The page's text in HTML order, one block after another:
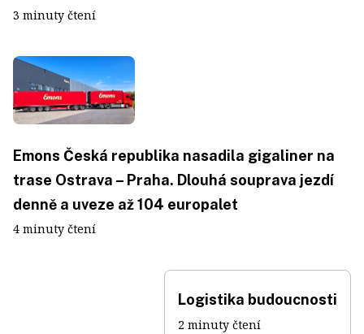
3 minuty čtení
Emons Česká republika nasadila gigaliner na
trase Ostrava – Praha. Dlouhá souprava jezdí
denně a uveze až 104 europalet
4 minuty čtení
Logistika budoucnosti
2 minuty čtení